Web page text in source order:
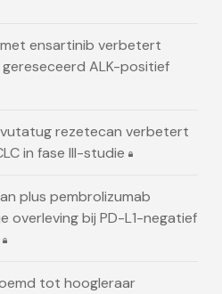
ensartinib verbetert
ALK-positief
rezetecan verbetert
in fase III-studie
plus pembrolizumab
overleving bij PD-L1-negatief
tot hoogleraar